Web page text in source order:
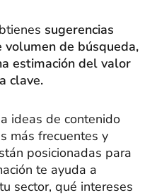
sugerencias
de búsqueda,
estimación del valor
clave.
ideas de contenido
más frecuentes y
posicionadas para
te ayuda a
sector, qué intereses